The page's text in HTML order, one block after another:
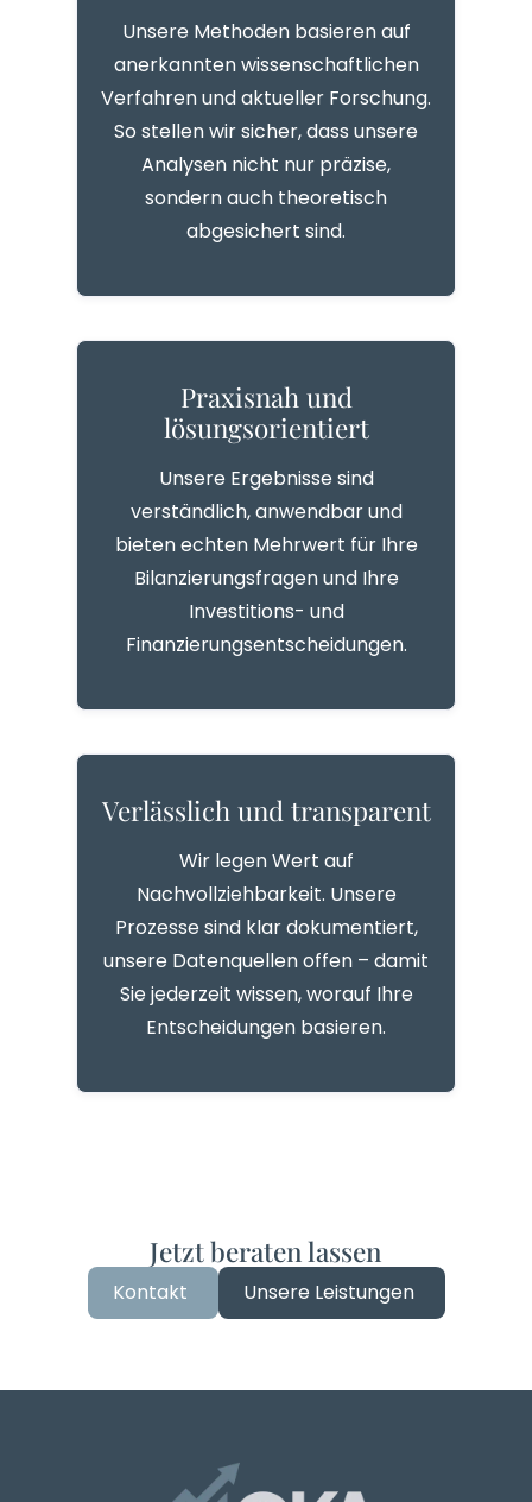
Unsere Methoden basieren auf
anerkannten wissenschaftlichen
Verfahren und aktueller Forschung.
So stellen wir sicher, dass unsere
Analysen nicht nur präzise,
sondern auch theoretisch
abgesichert sind.
Praxisnah und
lösungsorientiert
Unsere Ergebnisse sind
verständlich, anwendbar und
bieten echten Mehrwert für Ihre
Bilanzierungsfragen und Ihre
Investitions- und
Finanzierungsentscheidungen.
Verlässlich und transparent
Wir legen Wert auf
Nachvollziehbarkeit. Unsere
Prozesse sind klar dokumentiert,
unsere Datenquellen offen – damit
Sie jederzeit wissen, worauf Ihre
Entscheidungen basieren.
Jetzt beraten lassen
Kontakt Unsere Leistungen